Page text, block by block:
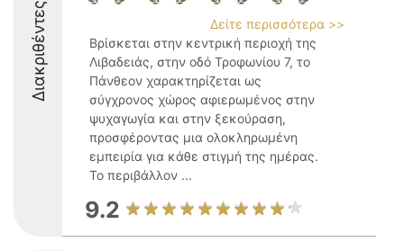
Διακριθέντες
Δείτε περισσότερα >>
Βρίσκεται στην κεντρική περιοχή της
Λιβαδειάς, στην οδό Τροφωνίου 7, το
Πάνθεον χαρακτηρίζεται ως
σύγχρονος χώρος αφιερωμένος στην
ψυχαγωγία και στην ξεκούραση,
προσφέροντας μια ολοκληρωμένη
εμπειρία για κάθε στιγμή της ημέρας.
Το περιβάλλον ...
9.2